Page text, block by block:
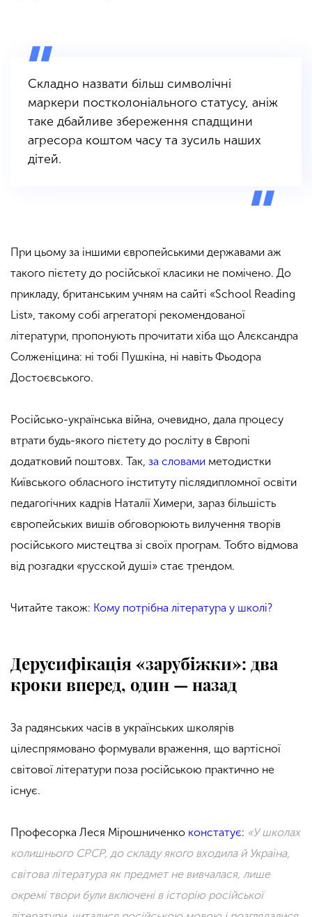
Складно назвати більш символічні
маркери постколоніального статусу, аніж
таке дбайливе збереження спадщини
агресора коштом часу та зусиль наших
дітей.
При цьому за іншими європейськими державами аж
такого пієтету до російської класики не помічено. До
прикладу, британським учням на сайті «School Reading
List», такому собі агрегаторі рекомендованої
літератури, пропонують прочитати хіба що Алєксандра
Солженіцина: ні тобі Пушкіна, ні навіть Фьодора
Достоєвського.
Російсько-українська війна, очевидно, дала процесу
втрати будь-якого пієтету до росліту в Європі
додатковий поштовх. Так, за словами методистки
Київського обласного інституту післядипломної освіти
педагогічних кадрів Наталії Химери, зараз більшість
європейських вишів обговорюють вилучення творів
російського мистецтва зі своїх програм. Тобто відмова
від розгадки «русской душі» стає трендом.
Читайте також: Кому потрібна література у школі?
Дерусифікація«зарубіжки»: два
кроки вперед, один —назад
За радянських часів в українських школярів
цілеспрямовано формували враження, що вартісної
світової літератури поза російською практично не
існує.
Професорка Леся Мірошниченко констатує: «У школах
колишнього СРСР, до складу якого входила й Україна,
світова література як предмет не вивчалася, лише
окремі твори були включені в історію російської